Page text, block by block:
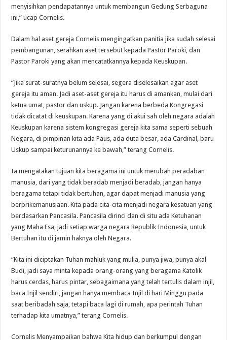
menyisihkan pendapatannya untuk membangun Gedung Serbaguna
ini,” ucap Cornelis.
Dalam hal aset gereja Cornelis mengingatkan panitia jika sudah selesai
pembangunan, serahkan aset tersebut kepada Pastor Paroki, dan
Pastor Paroki yang akan mencatatkannya kepada Keuskupan.
“Jika surat-suratnya belum selesai, segera diselesaikan agar aset
gereja itu aman. Jadi aset-aset gereja itu harus di amankan, mulai dari
ketua umat, pastor dan uskup. Jangan karena berbeda Kongregasi
tidak dicatat di keuskupan. Karena yang di akui sah oleh negara adalah
Keuskupan karena sistem kongregasi gereja kita sama seperti sebuah
Negara, di pimpinan kita ada Paus, ada duta besar, ada Cardinal, baru
Uskup sampai keturunannya ke bawah,” terang Cornelis.
Ia mengatakan tujuan kita beragama ini untuk merubah peradaban
manusia, dari yang tidak beradab menjadi beradab, jangan hanya
beragama tetapi tidak bertuhan, agar dapat menjadi manusia yang
berprikemanusiaan. Kita pada cita-cita menjadi negara kesatuan yang
berdasarkan Pancasila. Pancasila dirinci dan di situ ada Ketuhanan
yang Maha Esa, jadi setiap warga negara Republik Indonesia, untuk
Bertuhan itu di jamin haknya oleh Negara.
“Kita ini diciptakan Tuhan mahluk yang mulia, punya jiwa, punya akal
Budi, jadi saya minta kepada orang-orang yang beragama Katolik
harus cerdas, harus pintar, sebagaimana yang telah tertulis dalam injil,
baca Injil sendiri, jangan hanya membaca Injil di hari Minggu pada
saat beribadah saja, tetapi baca lagi di rumah, apa perintah Tuhan
terhadap kita umatnya,” terang Cornelis.
Cornelis Menyampaikan bahwa Kita hidup dan berkumpul dengan